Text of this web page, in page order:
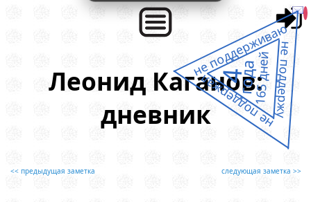
Леонид Каганов:
дневник
<< предыдущая заметка следующая заметка >>
не поддержал
не поддерживаю
не поддержу
4
года165 дней